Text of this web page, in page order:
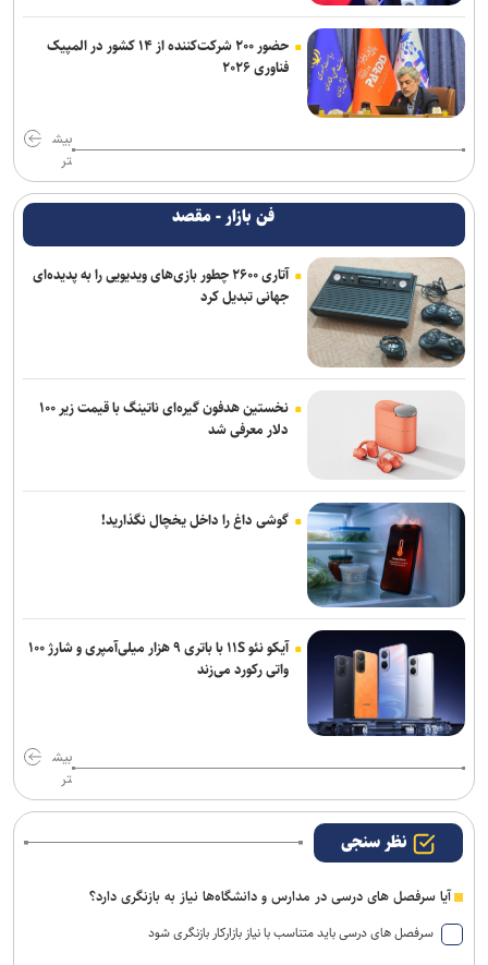
حضور ۲۰۰ شرکت‌کننده از ۱۴ کشور در المپیک
فناوری ۲۰۲۶
بیش
تر
فن بازار - مقصد
آتاری ۲۶۰۰ چطور بازی‌های ویدیویی را به پدیده‌ای
جهانی تبدیل کرد
نخستین هدفون گیره‌ای ناتینگ با قیمت زیر ۱۰۰
دلار معرفی شد
گوشی داغ را داخل یخچال نگذارید!
آیکو نئو ۱۱S با باتری ۹ هزار میلی‌آمپری و شارژ ۱۰۰
واتی رکورد می‌زند
بیش
تر
نظر سنجی
آیا سرفصل های درسی در مدارس و دانشگاه‌ها نیاز به بازنگری دارد؟
سرفصل های درسی باید متناسب با نیاز بازارکار بازنگری شود